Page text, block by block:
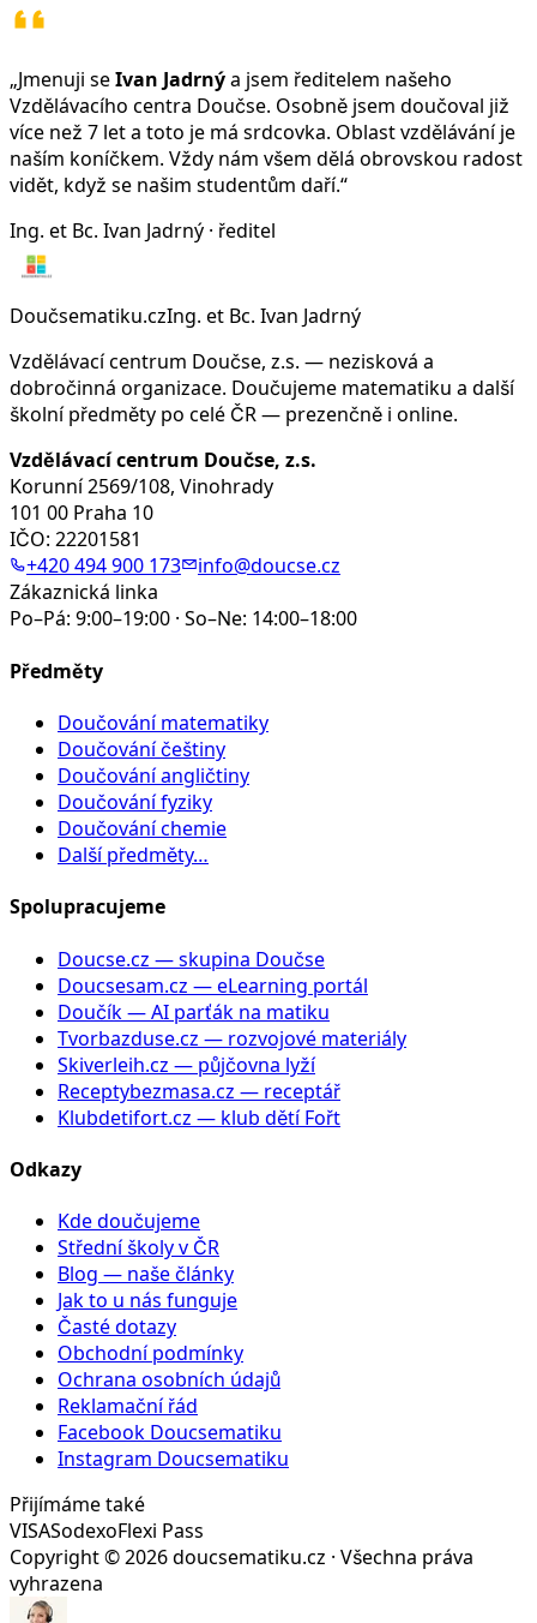
„Jmenuji seIvan Jadrnýa jsem ředitelem našeho
Vzdělávacího centra Doučse. Osobně jsem doučoval již
více než 7 let a toto je má srdcovka. Oblast vzdělávání je
naším koníčkem. Vždy nám všem dělá obrovskou radost
vidět, když se našim studentům daří.“
Ing. et Bc. Ivan Jadrný · ředitel
Doučsematiku.czIng. et Bc. Ivan Jadrný
Vzdělávací centrum Doučse, z.s. — nezisková a
dobročinná organizace. Doučujeme matematiku a další
školní předměty po celé ČR — prezenčně i online.
Vzdělávací centrum Doučse, z.s.
Korunní 2569/108, Vinohrady
101 00 Praha 10
IČO: 22201581
+420 494 900 173
info@doucse.cz
Zákaznická linka
Po–Pá: 9:00–19:00 · So–Ne: 14:00–18:00
Předměty
Doučování matematiky
Doučování češtiny
Doučování angličtiny
Doučování fyziky
Doučování chemie
Další předměty…
Spolupracujeme
Doucse.cz — skupina Doučse
Doucsesam.cz — eLearning portál
Doučík— AI parťák na matiku
Tvorbazduse.cz — rozvojové materiály
Skiverleih.cz — půjčovna lyží
Receptybezmasa.cz — receptář
Klubdetifort.cz — klub dětí Fořt
Odkazy
Kde doučujeme
Střední školy v ČR
Blog — naše články
Jak to u nás funguje
Časté dotazy
Obchodní podmínky
Ochrana osobních údajů
Reklamační řád
Facebook Doucsematiku
Instagram Doucsematiku
Přijímáme také
VISASodexoFlexi Pass
Copyright ©2026doucsematiku.cz · Všechna práva
vyhrazena